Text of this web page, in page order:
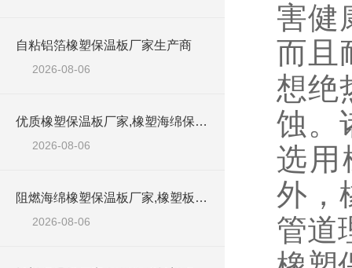
自粘铝箔橡塑保温板厂家生产商
2026-08-06
优质橡塑保温板厂家,橡塑海绵保温材料供货商
2026-08-06
阻燃海绵橡塑保温板厂家,橡塑板厂家销售点
2026-08-06
害健
而且
想绝
蚀。
选用
外，
管